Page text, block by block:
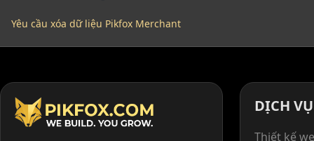
Yêu cầu xóa dữ liệu Pikfox Merchant
DỊCH VỤ
Thiết kế